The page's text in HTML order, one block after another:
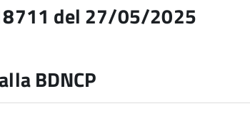
del 27/05/2025
BDNCP